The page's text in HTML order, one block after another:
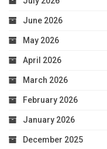
June 2026
May 2026
April 2026
March 2026
February 2026
January 2026
December 2025